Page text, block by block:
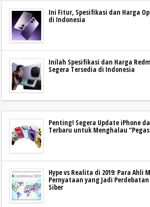
Ini Fitur, Spesifikasi dan Harga
di Indonesia
Inilah Spesifikasi dan Harga
Segera Tersedia di Indonesia
Penting! Segera Update iPhone
Terbaru untuk Menghalau
Hype vs Realita di 2019: Para Ahli
Pernyataan yang Jadi
Siber